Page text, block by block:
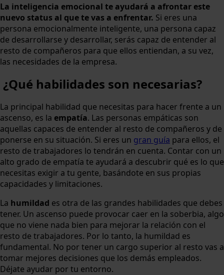
La inteligencia emocional te ayudará a afrontar este
nuevo status al que te vas a enfrentar. Si eres una
persona emocionalmente inteligente, una persona capaz
de desarrollarse y desarrollar, serás capaz de entender al
resto de compañeros para que ellos entiendan, a su vez,
las necesidades de la empresa.
¿Qué habilidades son necesarias?
La principal habilidad que necesitas para hacer frente a un
ascenso, es la empatía. Las personas empáticas son
aquellas capaces de entender al resto de compañeros y de
ponerse en su situación. Si eres un gran guía para ellos, el
resto de trabajadores lo tendrán en cuenta. Contar con un
alto grado de empatía te ayudará a descubrir qué es lo que
necesitas exigir a tu gente, basándote en sus propias
capacidades y limitaciones.
La humildad es otra de las grandes habilidades que debes
tener. Un ascenso puede provocar caer en la soberbia, algo
que no viene nada bien para mejorar la relación con el
resto de trabajadores. Por lo tanto, la humildad es
fundamental. No por tener un cargo superior al resto vas a
tomar mejores decisiones que los demás empleados.
Déjate ayudar por tu entorno.